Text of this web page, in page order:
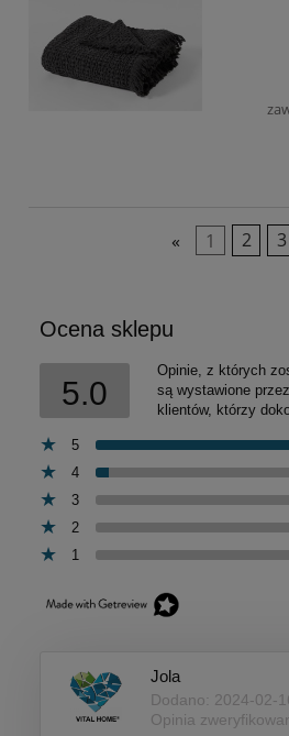
« 1 2 3
Ocena sklepu
5.0
Opinie, z których
są wystawione
klientów, którzy
5
4
3
2
1
Jola
Dodano: 2024-02-
Opinia